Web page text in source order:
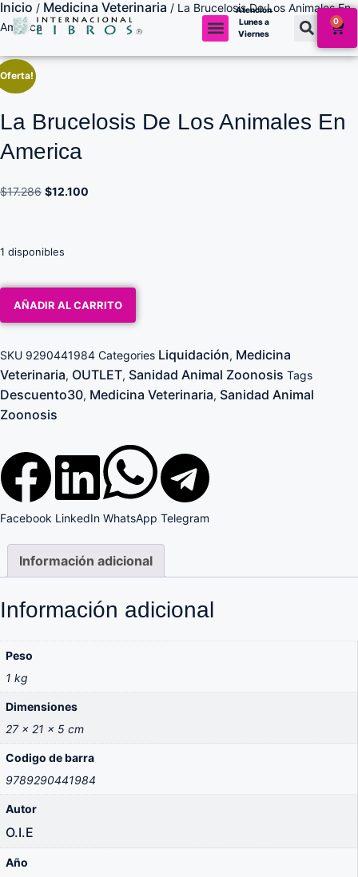
Atención
Lunes a
Viernes
0
Inicio / Medicina Veterinaria / La Brucelosis De Los Animales En
America
La Brucelosis De Los Animales En
America
$17.286 $12.100
1 disponibles
AÑADIR AL CARRITO
SKU 9290441984 Categories Liquidación, Medicina
Veterinaria, OUTLET, Sanidad Animal Zoonosis Tags
Descuento30, Medicina Veterinaria, Sanidad Animal
Zoonosis
Facebook LinkedIn WhatsApp Telegram
Información adicional
Información adicional
Peso
1 kg
Dimensiones
27 × 21 × 5 cm
Codigo de barra
9789290441984
Autor
O.I.E
Año